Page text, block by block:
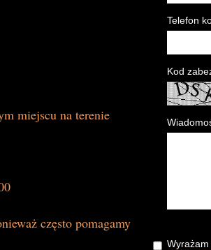
Telefon
Kod
miejscu na terenie
często pomagamy